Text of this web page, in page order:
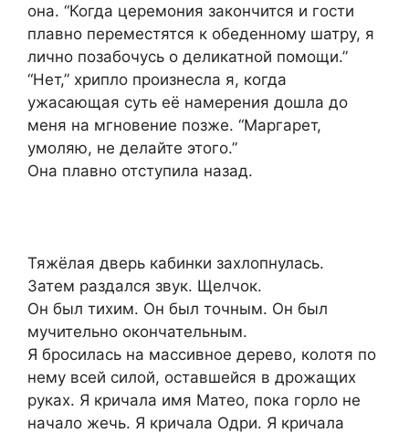
она. “Когда церемония закончится и гости
плавно переместятся к обеденному шатру, я
лично позабочусь о деликатной помощи.”
“Нет,” хрипло произнесла я, когда
ужасающая суть её намерения дошла до
меня на мгновение позже. “Маргарет,
умоляю, не делайте этого.”
Она плавно отступила назад.
Тяжёлая дверь кабинки захлопнулась.
Затем раздался звук. Щелчок.
Он был тихим. Он был точным. Он был
мучительно окончательным.
Я бросилась на массивное дерево, колотя по
нему всей силой, оставшейся в дрожащих
руках. Я кричала имя Матео, пока горло не
начало жечь. Я кричала Одри. Я кричала